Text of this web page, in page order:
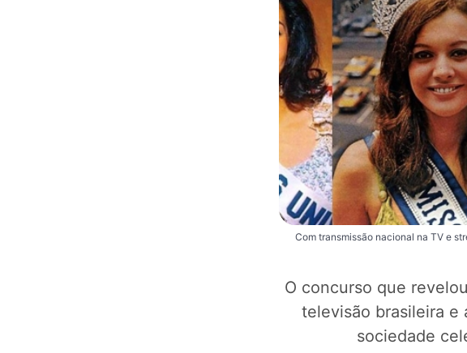
Com transmissão nacional na TV e
O concurso que
televisão brasileira e
sociedade